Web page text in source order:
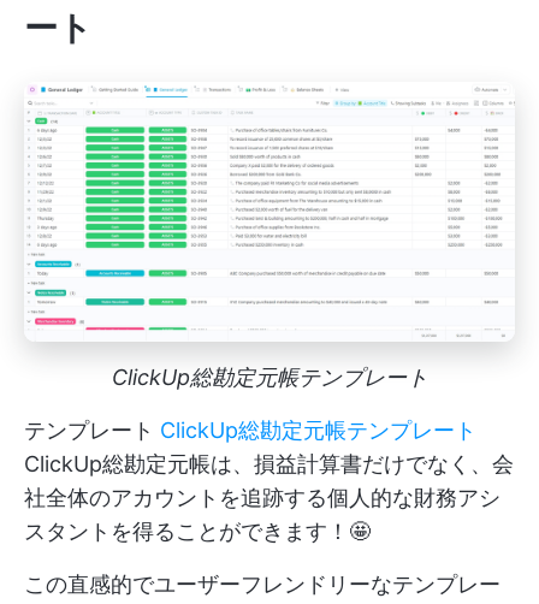
ート
ClickUp総勘定元帳テンプレート
テンプレート ClickUp総勘定元帳テンプレート
ClickUp総勘定元帳は、損益計算書だけでなく、会
社全体のアカウントを追跡する個人的な財務アシ
スタントを得ることができます！🤩
この直感的でユーザーフレンドリーなテンプレー